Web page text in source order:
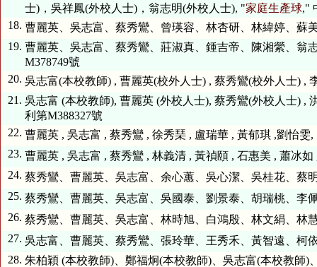
士)，吳祥鳳(外校人士)，翁志明(外校人士), "家庭生產球,"
18. 曹麗英、吳志富、蔡秀鸞、曾瑛容、林杏研、林緯婷、蘇
19. 曹麗英、吳志富、蔡秀鸞、莊淑真、鍾吉帝、陳湘縈、翁
M378749號
20. 吳志富(本校教師) , 曹麗英(校外人士) , 蔡秀鸞(校外人士) ,
21. 吳志富 (本校教師), 曹麗英 (外校人士), 蔡秀鸞(外校人士) ,
利第M388327號
22. 曹麗英 , 吳志富 , 蔡秀鸞 , 徐秀琹 , 盧瑞華 , 黃郁琪 ,劉怡雯,
23. 曹麗英 , 吳志富 , 蔡秀鸞 , 林義清 , 黃禎頤 , 石惠美 , 蕭冰如
24. 蔡秀鸞、曹麗英、吳志富、余心蕙、吳心潔、吳桂花、蔡
25. 蔡秀鸞、曹麗英、吳志富、吳國泰、劉景泰、胡瑞桃、李
26. 蔡秀鸞、曹麗英、吳志富、林時旭、白鴻殷、林文絹、林
27. 吳志富、曹麗英、蔡秀鸞、張玲華、王秀禾、黃智遠、柯
28. 朱柏穎 (本校教師)、鄭福炯(本校教師)、吳志富(本校教師